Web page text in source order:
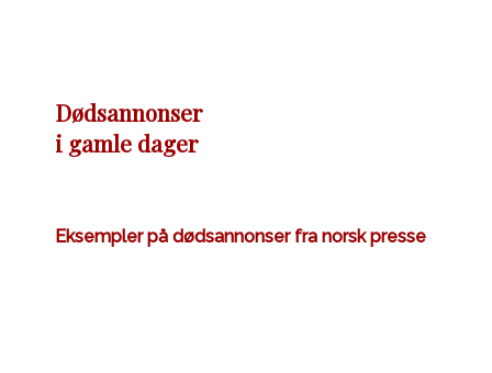
Dødsannonser
i gamle dager
Eksempler på dødsannonser fra norsk presse